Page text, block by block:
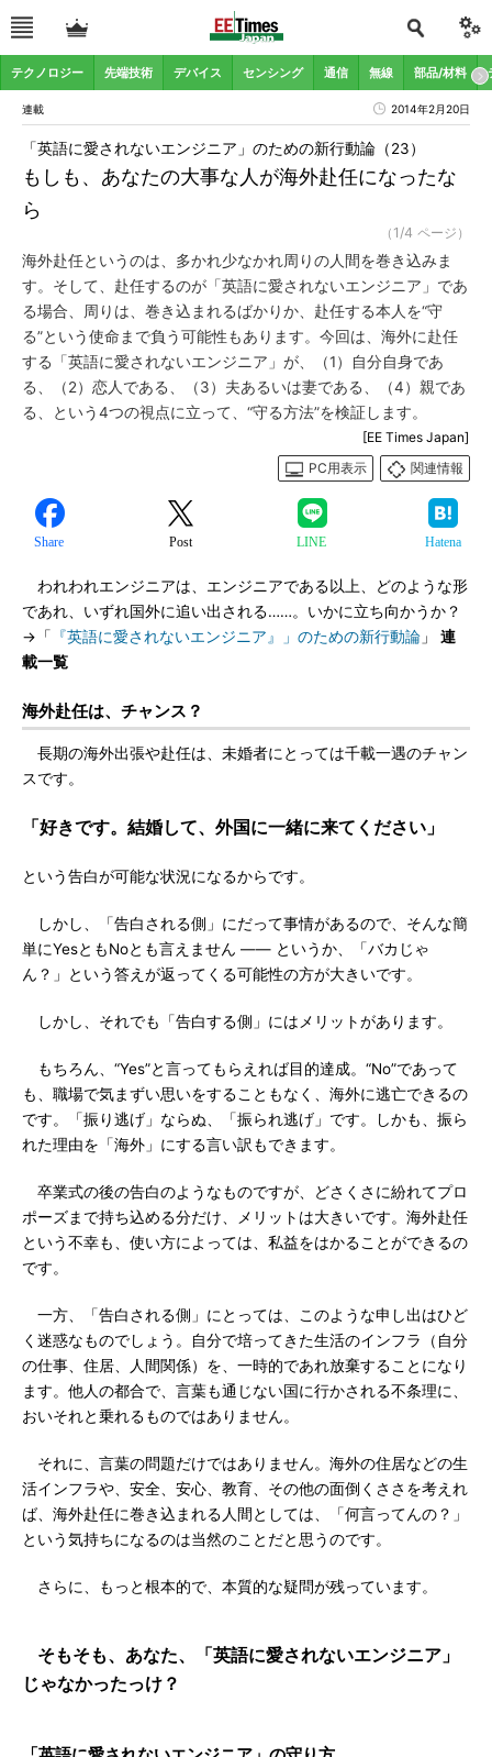
テクノロジー 先端技術 デバイス センシング 通信 無線 部品/材料
連載 2014年2月20日
もしも、あなたの大事な人が海外赴任になったな
ら
「英語に愛されないエンジニア」のための新行動論（23）
（1/4 ページ）
海外赴任というのは、多かれ少なかれ周りの人間を巻き込みま
す。そして、赴任するのが「英語に愛されないエンジニア」であ
る場合、周りは、巻き込まれるばかりか、赴任する本人を“守
る”という使命まで負う可能性もあります。今回は、海外に赴任
する「英語に愛されないエンジニア」が、（1）自分自身であ
る、（2）恋人である、（3）夫あるいは妻である、（4）親であ
る、という4つの視点に立って、“守る方法”を検証します。
[EE Times Japan]
PC用表示
関連情報
Share Post LINE Hatena
われわれエンジニアは、エンジニアである以上、どのような形
であれ、いずれ国外に追い出される……。いかに立ち向かうか？
→「
『英語に愛されないエンジニア』」のための新行動論 」 連
載一覧
海外赴任は、チャンス？
長期の海外出張や赴任は、未婚者にとっては千載一遇のチャン
スです。
「好きです。結婚して、外国に一緒に来てください」
という告白が可能な状況になるからです。
しかし、「告白される側」にだって事情があるので、そんな簡
単にYesともNoとも言えません ―― というか、「バカじゃ
ん？」という答えが返ってくる可能性の方が大きいです。
しかし、それでも「告白する側」にはメリットがあります。
もちろん、“Yes”と言ってもらえれば目的達成。“No”であって
も、職場で気まずい思いをすることもなく、海外に逃亡できるの
です。「振り逃げ」ならぬ、「振られ逃げ」です。しかも、振ら
れた理由を「海外」にする言い訳もできます。
卒業式の後の告白のようなものですが、どさくさに紛れてプロ
ポーズまで持ち込める分だけ、メリットは大きいです。海外赴任
という不幸も、使い方によっては、私益をはかることができるの
です。
一方、「告白される側」にとっては、このような申し出はひど
く迷惑なものでしょう。自分で培ってきた生活のインフラ（自分
の仕事、住居、人間関係）を、一時的であれ放棄することになり
ます。他人の都合で、言葉も通じない国に行かされる不条理に、
おいそれと乗れるものではありません。
それに、言葉の問題だけではありません。海外の住居などの生
活インフラや、安全、安心、教育、その他の面倒くささを考えれ
ば、海外赴任に巻き込まれる人間としては、「何言ってんの？」
という気持ちになるのは当然のことだと思うのです。
さらに、もっと根本的で、本質的な疑問が残っています。
そもそも、あなた、「英語に愛されないエンジニア」
じゃなかったっけ？